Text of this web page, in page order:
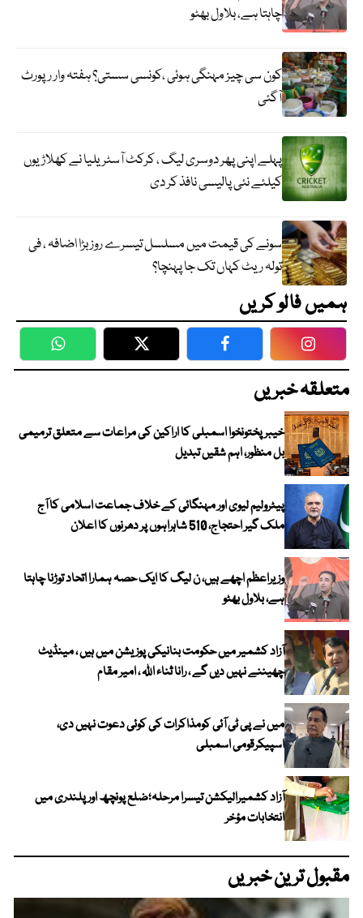
چاہتا ہے، بلاول بھٹو
کون سی چیز مہنگی ہوئی ،کونسی سستی؟ ہفتہ وار رپورٹ
آگئی
پہلے اپنی پھر دوسری لیگ ، کرکٹ آسٹریلیا نے کھلاڑیوں
کیلئے نئی پالیسی نافذ کر دی
سونے کی قیمت میں مسلسل تیسرے روز بڑا اضافہ ، فی
تولہ ریٹ کہاں تک جا پہنچا؟
ہمیں فالو کریں
WhatsApp Twitter Facebook
متعلقہ خبریں
خیبرپختونخوا اسمبلی کا اراکین کی مراعات سے متعلق ترمیمی
بل منظور، اہم شقیں تبدیل
پیٹرولیم لیوی اور مہنگائی کے خلاف جماعت اسلامی کا آج
ملک گیر احتجاج، 510 شاہراہوں پر دھرنوں کا اعلان
وزیراعظم اچھے ہیں، ن لیگ کا ایک حصہ ہمارا اتحاد توڑنا چاہتا
ہے، بلاول بھٹو
آزاد کشمیر میں حکومت بنانیکی پوزیشن میں ہیں ، مینڈیٹ
چھیننے نہیں دیں گے ، رانا ثناء اللہ ، امیر مقام
میں نے پی ٹی آئی کومذاکرات کی کوئی دعوت نہیں دی،
اسپیکرقومی اسمبلی
آزاد کشمیرالیکشن تیسرا مرحلہ؛ضلع پونچھ اور پلندری میں
انتخابات مؤخر
مقبول ترین خبریں